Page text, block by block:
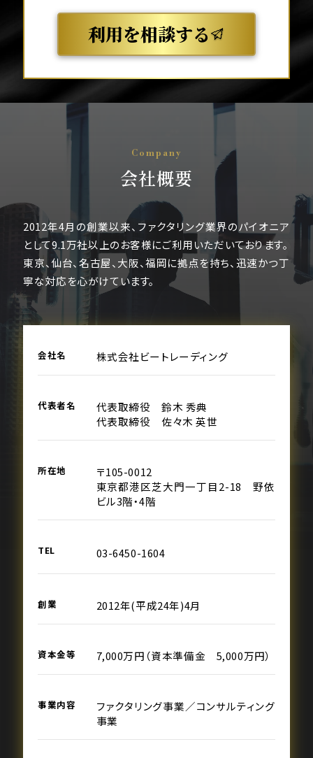
利用を相談する
Company
会社概要
2012年4月の創業以来、ファクタリング業界のパイオニア
として9.1万社以上のお客様にご利用いただいております。
東京、仙台、名古屋、大阪、福岡に拠点を持ち、迅速かつ丁
寧な対応を心がけています。
会社名 株式会社ビートレーディング
代表者名
代表取締役 鈴木 秀典
代表取締役 佐々木 英世
所在地
〒105-0012
東京都港区芝大門一丁目2-18 野依
ビル3階・4階
TEL 03-6450-1604
創業 2012年(平成24年)4月
資本金等 7,000万円（資本準備金 5,000万円）
事業内容
ファクタリング事業／コンサルティング
事業